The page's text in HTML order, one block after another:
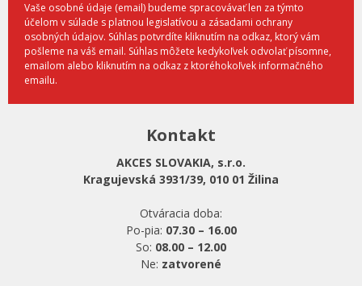
Vaše osobné údaje (email) budeme spracovávať len za týmto
účelom v súlade s platnou legislatívou a zásadami ochrany
osobných údajov. Súhlas potvrdíte kliknutím na odkaz, ktorý vám
pošleme na váš email. Súhlas môžete kedykoľvek odvolať písomne,
emailom alebo kliknutím na odkaz z ktoréhokoľvek informačného
emailu.
Kontakt
AKCES SLOVAKIA, s.r.o.
Kragujevská 3931/39, 010 01 Žilina
Otváracia doba:
Po-pia: 07.30 – 16.00
So: 08.00 – 12.00
Ne: zatvorené